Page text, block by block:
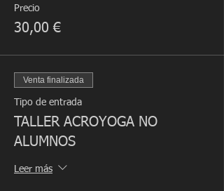
Precio
30,00 €
Venta finalizada
Tipo de entrada
TALLER ACROYOGA NO
ALUMNOS
Leer más